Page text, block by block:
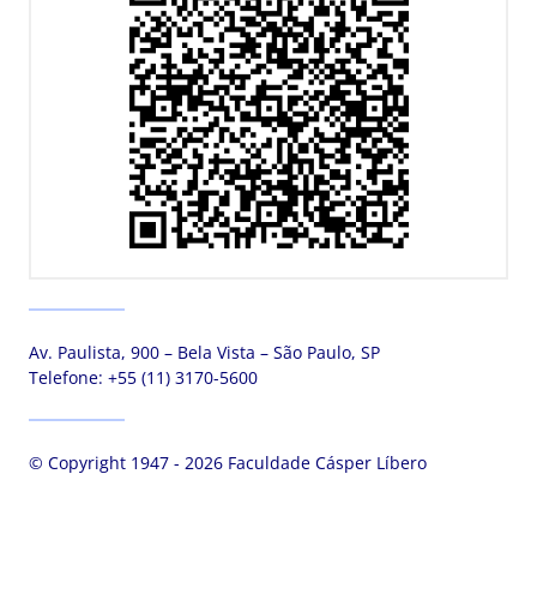
Av. Paulista, 900 – Bela Vista – São Paulo, SP
Telefone: +55 (11) 3170-5600
© Copyright 1947 - 2026 Faculdade Cásper Líbero